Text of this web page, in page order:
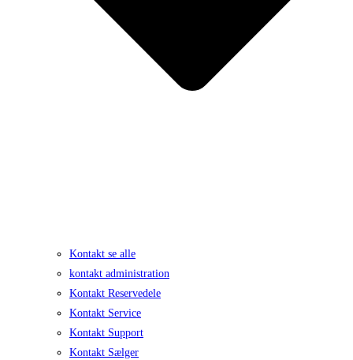
Kontakt se alle
kontakt administration
Kontakt Reservedele
Kontakt Service
Kontakt Support
Kontakt Sælger